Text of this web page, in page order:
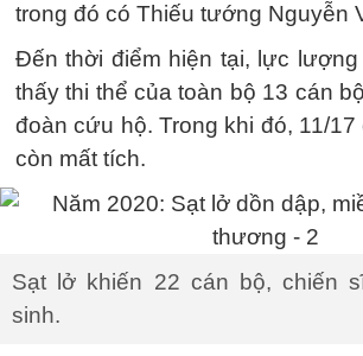
trong đó có Thiếu tướng Nguyễn
Đến thời điểm hiện tại, lực
thấy thi thể của toàn bộ 13 cán
đoàn cứu hộ. Trong khi đó, 11/
còn mất tích.
Sạt lở khiến 22 cán bộ, chiến
sinh.